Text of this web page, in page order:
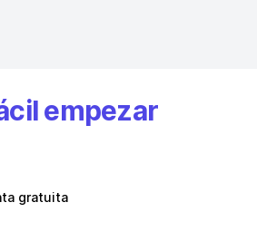
empezar
gratuita